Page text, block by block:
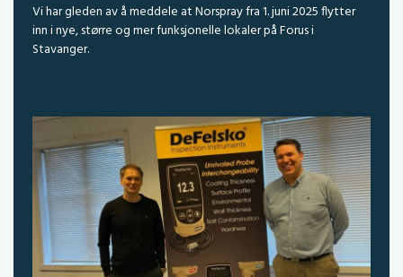
Vi har gleden av å meddele at Norspray fra 1. juni 2025 flytter
inn i nye, større og mer funksjonelle lokaler på Forus i
Stavanger.